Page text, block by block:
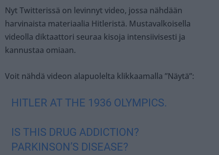
Nyt Twitterissä on levinnyt video, jossa nähdään
harvinaista materiaalia Hitleristä. Mustavalkoisella
videolla diktaattori seuraa kisoja intensiivisesti ja
kannustaa omiaan.
Voit nähdä videon alapuolelta klikkaamalla ”Näytä”:
HITLER AT THE 1936 OLYMPICS.
IS THIS DRUG ADDICTION?
PARKINSON’S DISEASE?